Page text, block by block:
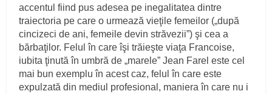
accentul fiind pus adesea pe inegalitatea dintre
traiectoria pe care o urmează vieţile femeilor („după
cincizeci de ani, femeile devin străvezii”) şi cea a
bărbaţilor. Felul în care îşi trăieşte viaţa Francoise,
iubita ţinută în umbră de „marele” Jean Farel este cel
mai bun exemplu în acest caz, felul în care este
expulzată din mediul profesional, maniera în care nu i